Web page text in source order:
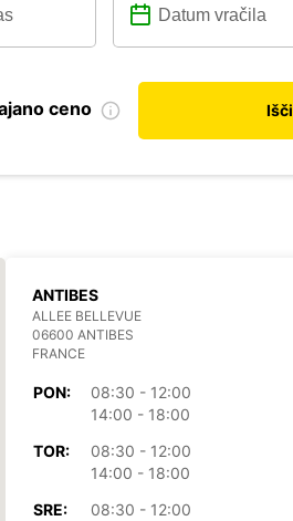
ceno Išči
ANTIBES
ALLEE BELLEVUE
06600 ANTIBES
FRANCE
PON:
08:30 - 12:00
14:00 - 18:00
TOR:
08:30 - 12:00
14:00 - 18:00
SRE:
08:30 - 12:00